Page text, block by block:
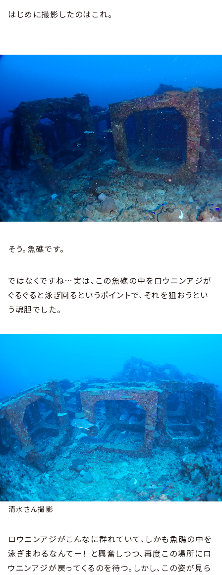
はじめに撮影したのはこれ。
そう。魚礁です。
ではなくですね…実は、この魚礁の中をロウニンアジが
ぐるぐると泳ぎ回るというポイントで、それを狙おうとい
う魂胆でした。
清水さん撮影
ロウニンアジがこんなに群れていて、しかも魚礁の中を
泳ぎまわるなんてー！ と興奮しつつ、再度この場所にロ
ウニンアジが戻ってくるのを待つ。しかし、この姿が見ら